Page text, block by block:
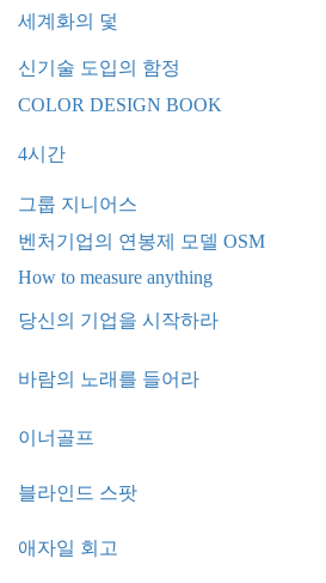
세계화의 덫
신기술 도입의 함정
COLOR DESIGN BOOK
4시간
그룹 지니어스
벤처기업의 연봉제 모델 OSM
How to measure anything
당신의 기업을 시작하라
바람의 노래를 들어라
이너골프
블라인드 스팟
애자일 회고